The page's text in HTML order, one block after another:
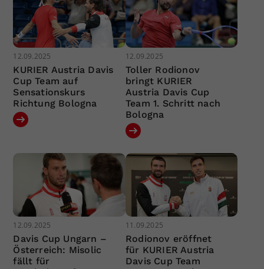
12.09.2025
KURIER Austria Davis
Cup Team auf
Sensationskurs
Richtung Bologna
12.09.2025
Toller Rodionov
bringt KURIER
Austria Davis Cup
Team 1. Schritt nach
Bologna
12.09.2025
Davis Cup Ungarn –
Österreich: Misolic
fällt für
11.09.2025
Rodionov eröffnet
für KURIER Austria
Davis Cup Team